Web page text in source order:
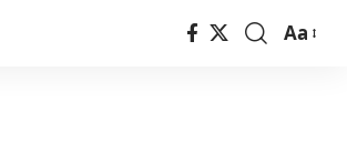
Font
Aa